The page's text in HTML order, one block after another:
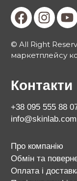
© All Right
маркетплейсу
Контакти
+38 095 555 88
Про компанію
Обмін та
Оплата і